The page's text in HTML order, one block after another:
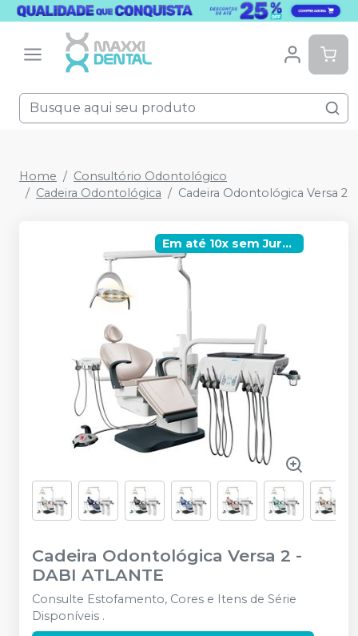
Home
Consultório Odontológico
Cadeira Odontológica
Cadeira Odontológica Versa 2
Em até 10x sem Juros
Cadeira Odontológica Versa 2 -
DABI ATLANTE
Consulte Estofamento, Cores e Itens de Série
Disponíveis .